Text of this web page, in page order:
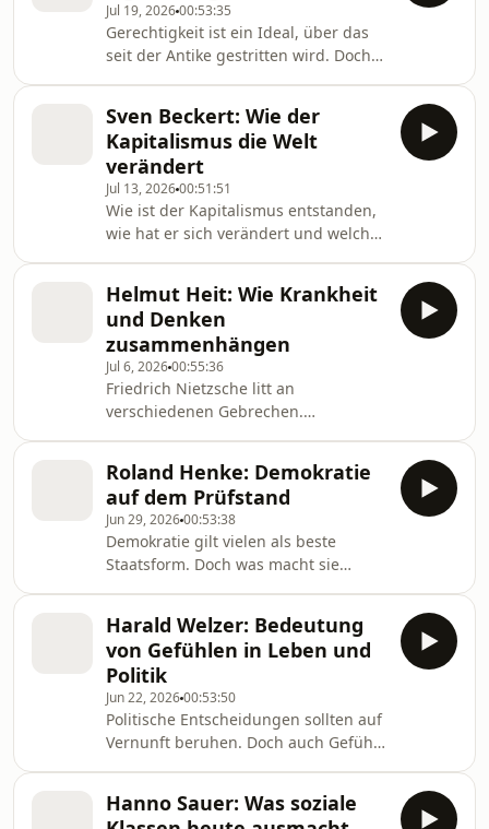
Weisheit in der Gemeinschaft
entsteht. Von WDR 5.
Jul 19, 202600:53:35
Gerechtigkeit ist ein Ideal, über das
seit der Antike gestritten wird. Doch
Rechtsphilosophen und Schriftsteller
Bernhard Schlink über Gerechtigkeit,
Ungleichheit und die Frage, wie
gerecht unsere Gesellschaft heute ist.
Von WDR 5.
Sven Beckert: Wie der
Kapitalismus die Welt
verändert
Jul 13, 202600:51:51
Wie ist der Kapitalismus entstanden,
wie hat er sich verändert und welche
Beckert über die Rolle des Staates,
das Verhältnis zur Demokratie und
soziale Ungleichheit. Von WDR 5.
Helmut Heit: Wie Krankheit
und Denken
zusammenhängen
Jul 6, 202600:55:36
Friedrich Nietzsche litt an
verschiedenen Gebrechen.
Philosoph Helmut Heit spricht mit
Jürgen Wiebicke darüber, wie
Krankheiten unser Leben verändern
und Selbsterkenntnis fördern können.
Von WDR 5.
Roland Henke: Demokratie
auf dem Prüfstand
Jun 29, 202600:53:38
Demokratie gilt vielen als beste
Staatsform. Doch was macht sie
Volkssouveränität und der Frage,
welche Tugenden sie braucht:
Darüber spricht Philosoph Roland
Henke mit Moderator Jürgen
Wiebicke. Von WDR 5.
Harald Welzer: Bedeutung
von Gefühlen in Leben und
Politik
Jun 22, 202600:53:50
Politische Entscheidungen sollten auf
Vernunft beruhen. Doch auch Gefühle
Sozialpsychologe Harald Welzer. Mit
Hanno Sauer: Was soziale